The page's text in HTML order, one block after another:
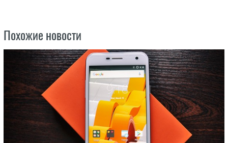
Похожие новости